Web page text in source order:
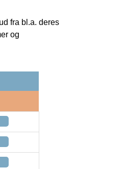
fra bl.a. deres
og